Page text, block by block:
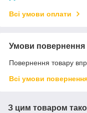
Всі умови оплати
Умови повернення
Повернення товару
Всі умови
З цим товаром